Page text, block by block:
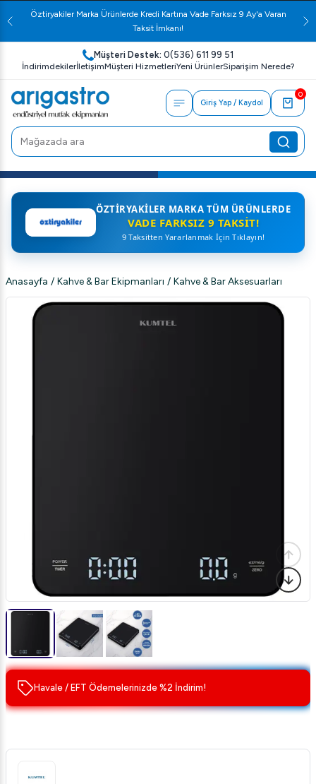
Öztiryakiler Marka Ürünlerde Kredi Kartına Vade Farksız 9 Ay'a Varan
Taksit İmkanı!
Müşteri Destek: 0(536) 611 99 51
İndirimdekilerİletişimMüşteri HizmetleriYeni ÜrünlerSiparişim Nerede?
Giriş Yap / Kaydol
0
ÖZTIRYAKILER MARKA TÜM ÜRÜNLERDE
VADE FARKSIZ 9 TAKSIT!
9 Taksitten Yararlanmak İçin Tıklayın!
Anasayfa / Kahve & Bar Ekipmanları / Kahve & Bar Aksesuarları
Havale / EFT Ödemelerinizde %2 İndirim!